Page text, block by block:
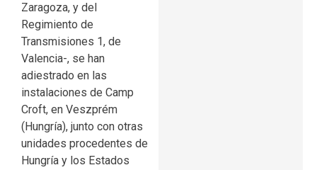
Zaragoza, y del
Regimiento de
Transmisiones 1, de
Valencia-, se han
adiestrado en las
instalaciones de Camp
Croft, en Veszprém
(Hungría), junto con otras
unidades procedentes de
Hungría y los Estados